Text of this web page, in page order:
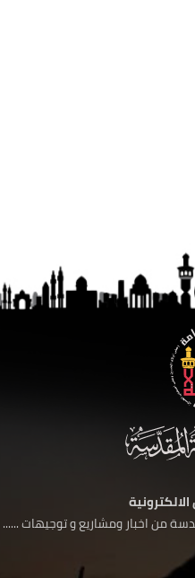
من اخبار ومشاريع و توجيهات ......